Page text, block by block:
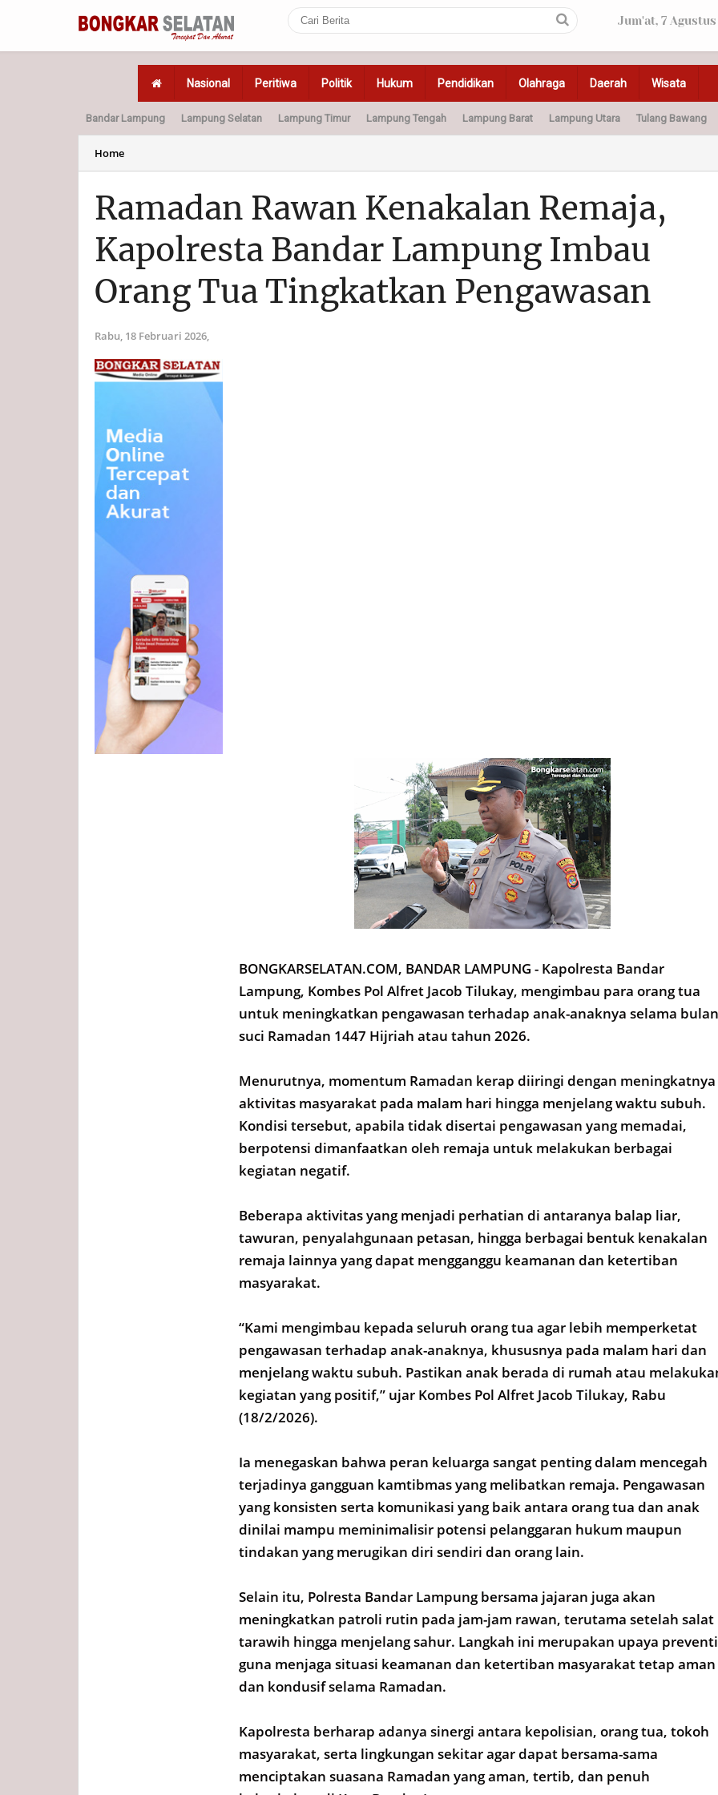
Jum'at, 7
Nasional Peritiwa Politik Hukum Pendidikan Olahraga Daerah Wisata
Home Politik Hukum Peristiwa Olahraga Pendidikan Otomotif
Bandar Lampung Lampung Selatan Lampung Timur Lampung Tengah Lampung Barat Lampung Utara Tulang Bawang
Home
Ramadan Rawan Kenakalan Remaja,
Kapolresta Bandar Lampung Imbau
Orang Tua Tingkatkan Pengawasan
Rabu, 18 Februari 2026,
BONGKARSELATAN.COM, BANDAR LAMPUNG - Kapolresta Bandar
Lampung, Kombes Pol Alfret Jacob Tilukay, mengimbau para orang tua
untuk meningkatkan pengawasan terhadap anak-anaknya selama bulan
suci Ramadan 1447 Hijriah atau tahun 2026.
Menurutnya, momentum Ramadan kerap diiringi dengan meningkatnya
aktivitas masyarakat pada malam hari hingga menjelang waktu subuh.
Kondisi tersebut, apabila tidak disertai pengawasan yang memadai,
berpotensi dimanfaatkan oleh remaja untuk melakukan berbagai
kegiatan negatif.
Beberapa aktivitas yang menjadi perhatian di antaranya balap liar,
tawuran, penyalahgunaan petasan, hingga berbagai bentuk kenakalan
remaja lainnya yang dapat mengganggu keamanan dan ketertiban
masyarakat.
“Kami mengimbau kepada seluruh orang tua agar lebih memperketat
pengawasan terhadap anak-anaknya, khususnya pada malam hari dan
menjelang waktu subuh. Pastikan anak berada di rumah atau
kegiatan yang positif,” ujar Kombes Pol Alfret Jacob Tilukay, Rabu
(18/2/2026).
Ia menegaskan bahwa peran keluarga sangat penting dalam mencegah
terjadinya gangguan kamtibmas yang melibatkan remaja. Pengawasan
yang konsisten serta komunikasi yang baik antara orang tua dan anak
dinilai mampu meminimalisir potensi pelanggaran hukum maupun
tindakan yang merugikan diri sendiri dan orang lain.
Selain itu, Polresta Bandar Lampung bersama jajaran juga akan
meningkatkan patroli rutin pada jam-jam rawan, terutama setelah salat
tarawih hingga menjelang sahur. Langkah ini merupakan upaya
guna menjaga situasi keamanan dan ketertiban masyarakat tetap aman
dan kondusif selama Ramadan.
Kapolresta berharap adanya sinergi antara kepolisian, orang tua, tokoh
masyarakat, serta lingkungan sekitar agar dapat bersama-sama
menciptakan suasana Ramadan yang aman, tertib, dan penuh